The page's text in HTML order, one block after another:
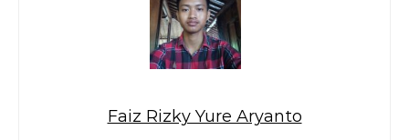
Faiz Rizky Yure Aryanto